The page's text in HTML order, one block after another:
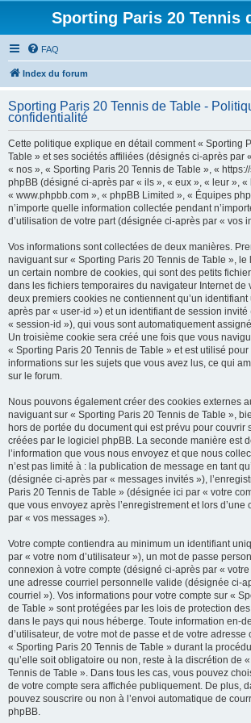
Sporting Paris 20 Tennis
FAQ
Index du forum
Sporting Paris 20 Tennis de Table -
confidentialité
Cette politique explique en détail comment « Sporting
Table » et ses sociétés affiliées (désignés ci-après par
« nos », « Sporting Paris 20 Tennis de Table », «
phpBB (désigné ci-après par « ils », « eux », « leur »,
« www.phpbb.com », « phpBB Limited », « Équipes
n’importe quelle information collectée pendant
d’utilisation de votre part (désignée ci-après par « vos
Vos informations sont collectées de deux manières.
naviguant sur « Sporting Paris 20 Tennis de Table »,
un certain nombre de cookies, qui sont des petits
dans les fichiers temporaires du navigateur Internet de
deux premiers cookies ne contiennent qu’un
après par « user-id ») et un identifiant de session
« session-id »), qui vous sont automatiquement
Un troisième cookie sera créé une fois que vous
« Sporting Paris 20 Tennis de Table » et est utilisé
informations sur les sujets que vous avez lus, ce qui
sur le forum.
Nous pouvons également créer des cookies externes
naviguant sur « Sporting Paris 20 Tennis de Table »,
hors de portée du document qui est prévu pour couvrir
créées par le logiciel phpBB. La seconde manière est
l’information que vous nous envoyez et que nous
n’est pas limité à : la publication de message en tant
(désignée ci-après par « messages invités »),
Paris 20 Tennis de Table » (désignée ici par « votre
que vous envoyez après l’enregistrement et lors
par « vos messages »).
Votre compte contiendra au minimum un identifiant
par « votre nom d’utilisateur »), un mot de passe
connexion à votre compte (désigné ci-après par «
une adresse courriel personnelle valide (désignée ci-
courriel »). Vos informations pour votre compte sur «
de Table » sont protégées par les lois de protection
dans le pays qui nous héberge. Toute information en-
d’utilisateur, de votre mot de passe et de votre
« Sporting Paris 20 Tennis de Table » durant la
qu’elle soit obligatoire ou non, reste à la discrétion de
Tennis de Table ». Dans tous les cas, vous pouvez
de votre compte sera affichée publiquement. De plus,
pouvez souscrire ou non à l’envoi automatique de
phpBB.